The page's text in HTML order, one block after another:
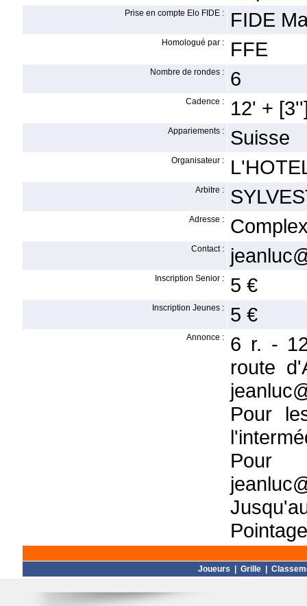
Prise en compte Elo FIDE : FIDE
Homologué par : FFE
Nombre de rondes : 6
Cadence : 12' +
Appariements : Suisse
Organisateur :
Arbitre :
Adresse :
Contact :
Inscription Senior : 5 €
Inscription Jeunes : 5 €
Annonce :
6 r. -
route
Pour
Pour
Joueurs Grille